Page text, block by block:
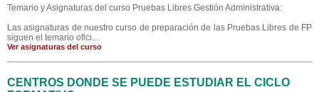
Temario y Asignaturas del curso Pruebas Libres Gestión Administrativa:
Las asignaturas de nuestro curso de preparación de las Pruebas Libres de FP
siguen el temario ofici...
Ver asignaturas del curso
CENTROS DONDE SE PUEDE ESTUDIAR EL CICLO